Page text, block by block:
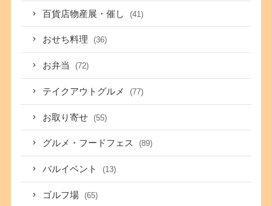
百貨店物産展・催し (41)
おせち料理 (36)
お弁当 (72)
テイクアウトグルメ (77)
お取り寄せ (55)
グルメ・フードフェス (89)
バルイベント (13)
ゴルフ場 (65)